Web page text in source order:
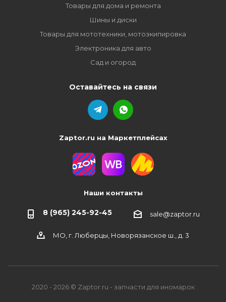
Товары для дома и ремонта
Шины и диски
Товары для мототехники, мотоэкипировка
Электроника для авто
Сад и огород
Оставайтесь на связи
Zaptor.ru на Маркетплейсах
Наши контакты
8 (965) 245-92-45 sale@zaptor.ru
МО, г. Люберцы, Новорязанское ш., д. 3
2020 - 2026 © Zaptor.ru - запчасти для иномарок